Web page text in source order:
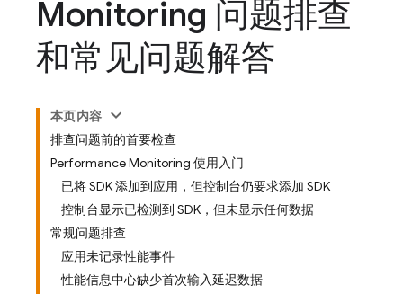
Monitoring 问题排查
和常见问题解答
本页内容
排查问题前的首要检查
Performance Monitoring 使用入门
已将 SDK 添加到应用，但控制台仍要求添加 SDK
控制台显示已检测到 SDK，但未显示任何数据
常规问题排查
应用未记录性能事件
性能信息中心缺少首次输入延迟数据